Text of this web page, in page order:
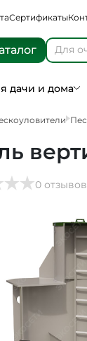
Сертификаты
дачи и дома
0 отзывов